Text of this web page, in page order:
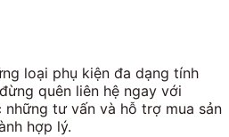
loại phụ kiện đa dạng tính
quên liên hệ ngay với
tư vấn và hỗ trợ mua sản
hợp lý.